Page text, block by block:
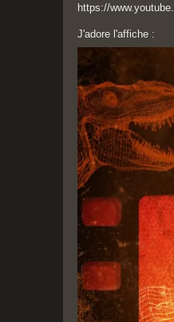
https://
J'adore l'affiche :